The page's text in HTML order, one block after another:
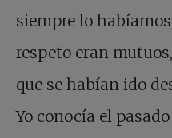
siempre lo
respeto eran
que se habían ido
Yo conocía el